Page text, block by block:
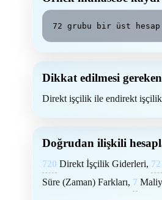
72 grubu bir üst hesap
Dikkat edilmesi
Direkt işçilik ile endirekt işçilik
Doğrudan ilişkili
720 Direkt İşçilik Giderleri,
Süre (Zaman) Farkları, 7